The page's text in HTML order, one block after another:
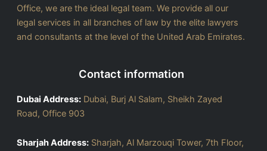
Office, we are the ideal legal team. We provide all our
legal services in all branches of law by the elite lawyers
and consultants at the level of the United Arab Emirates.
Contact information
Dubai Address: Dubai, Burj Al Salam, Sheikh Zayed
Road, Office 903
Sharjah Address: Sharjah, Al Marzouqi Tower, 7th Floor,